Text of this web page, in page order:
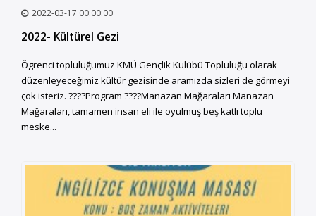
2022-03-17 00:00:00
2022- Kültürel Gezi
Ögrenci topluluğumuz KMÜ Gençlik Kulübü Topluluğu olarak
düzenleyeceğimiz kültür gezisinde aramızda sizleri de görmeyi
çok isteriz. ????️Program ????Manazan Mağaraları Manazan
Mağaraları, tamamen insan eli ile oyulmuş beş katlı toplu
meske...